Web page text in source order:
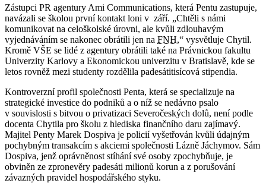
Zástupci PR agentury Ami Communications, která Pentu zastupuje,
navázali se školou první kontakt loni v září. „Chtěli s námi
komunikovat na celoškolské úrovni, ale kvůli zdlouhavým
vyjednáváním se nakonec obrátili jen na FNH,“ vysvětluje Chytil.
Kromě VŠE se lidé z agentury obrátili také na Právnickou fakultu
Univerzity Karlovy a Ekonomickou univerzitu v Bratislavě, kde se
letos rovněž mezi studenty rozdělila padesátitisícová stipendia.
Kontroverzní profil společnosti Penta, která se specializuje na
strategické investice do podniků a o níž se nedávno psalo
v souvislosti s bitvou o privatizaci Severočeských dolů, není podle
docenta Chytila pro školu z hlediska finančního daru zajímavý.
Majitel Penty Marek Dospiva je policií vyšetřován kvůli údajným
pochybným transakcím s akciemi společnosti Lázně Jáchymov. Sám
Dospiva, jenž oprávněnost stíhání své osoby zpochybňuje, je
obviněn ze zpronevěry padesáti milionů korun a z porušování
závazných pravidel hospodářského styku.